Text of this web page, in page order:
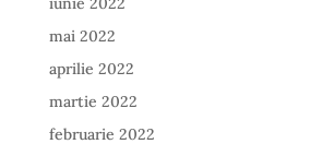
mai 2022
aprilie 2022
martie 2022
februarie 2022